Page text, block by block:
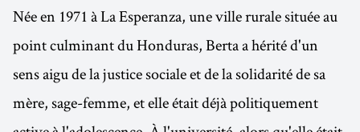
Née en 1971 à La Esperanza, une ville rurale située au
point culminant du Honduras, Berta a hérité d'un
sens aigu de la justice sociale et de la solidarité de sa
mère, sage-femme, et elle était déjà politiquement